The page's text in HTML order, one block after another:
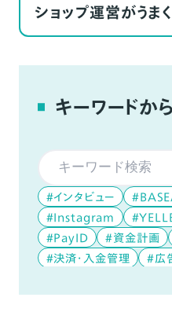
ショップ運営がうま
キーワードか
#インタビュー
#Instagram
#PayID
#資金計画
#決済・入金管理
#広